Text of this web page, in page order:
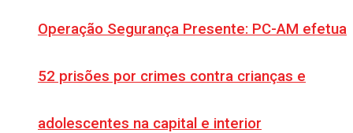
Operação Segurança Presente: PC-AM efetua
52 prisões por crimes contra crianças e
adolescentes na capital e interior